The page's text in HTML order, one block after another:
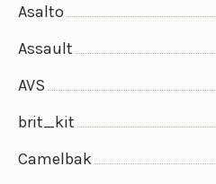
Asalto
Assault
AVS
brit_kit
Camelbak